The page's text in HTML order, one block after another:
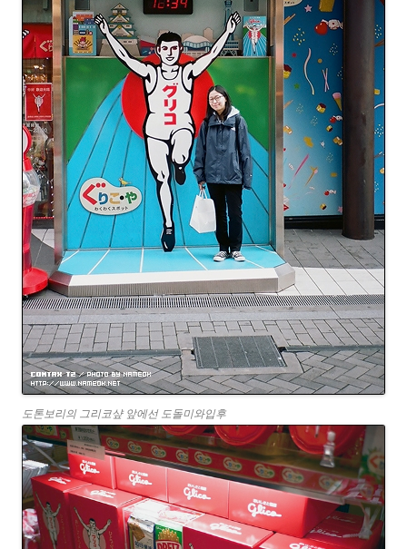
도톤보리의 그리코샾 앞에선 도돌미와입후